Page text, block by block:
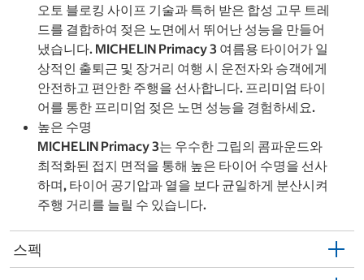
오토 블로킹 사이프 기술과 특허 받은 합성 고무 트레
드를 결합하여 젖은 노면에서 뛰어난 성능을 만들어
냈습니다. MICHELIN Primacy 3 여름용 타이어가 일
상적인 출퇴근 및 장거리 여행 시 운전자와 승객에게
안전하고 편안한 주행을 선사합니다. 프리미엄 타이
어를 통한 프리미엄 젖은 노면 성능을 경험하세요.
높은 수명
MICHELIN Primacy 3는 우수한 그립의 콤파운드와
최적화된 접지 면적을 통해 높은 타이어 수명을 선사
하며, 타이어 공기압과 열을 보다 균일하게 분산시켜
주행 거리를 늘릴 수 있습니다.
스펙